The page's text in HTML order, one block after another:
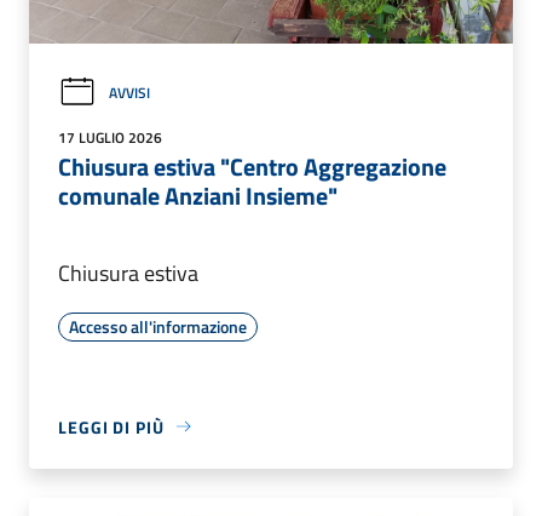
AVVISI
17 LUGLIO 2026
Chiusura estiva "Centro Aggregazione
comunale Anziani Insieme"
Chiusura estiva
Accesso all'informazione
LEGGI DI PIÙ